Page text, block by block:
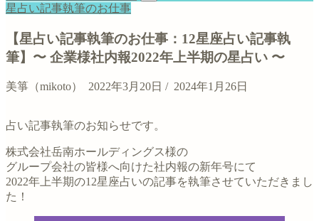
星占い記事執筆のお仕事
【星占い記事執筆のお仕事：12星座占い記事執
筆】〜 企業様社内報2022年上半期の星占い 〜
美箏（mikoto） 2022年3月20日 / 2024年1月26日
占い記事執筆のお知らせです。
株式会社岳南ホールディングス様の
グループ会社の皆様へ向けた社内報の新年号にて
2022年上半期の12星座占いの記事を執筆させていただきまし
た！